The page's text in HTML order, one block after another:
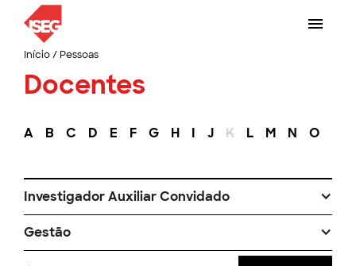
Início/ Pessoas
Docentes
A B C D E F G H I J K L M N O
Investigador Auxiliar Convidado
Gestão